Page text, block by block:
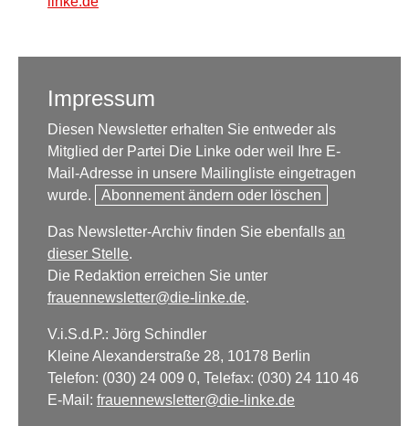
Impressum
Diesen Newsletter erhalten Sie entweder als
Mitglied der Partei Die Linke oder weil Ihre E-
Mail-Adresse in unsere Mailingliste eingetragen
wurde.
Abonnement ändern oder löschen
Das Newsletter-Archiv finden Sie ebenfalls an
dieser Stelle.
Die Redaktion erreichen Sie unter
frauennewsletter@die-linke.de.
V.i.S.d.P.: Jörg Schindler
Kleine Alexanderstraße 28, 10178 Berlin
Telefon: (030) 24 009 0, Telefax: (030) 24 110 46
E-Mail: frauennewsletter@die-linke.de